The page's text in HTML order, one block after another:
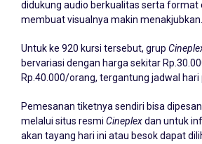
didukung audio berkualitas serta format
membuat visualnya makin menakjubkan.
Untuk ke 920 kursi tersebut, grup
bervariasi dengan harga sekitar
Rp.40.000/orang, tergantung jadwal hari
Pemesanan tiketnya sendiri bisa
melalui situs resmi Cineplexdan untuk
akan tayang hari ini atau besok dapat